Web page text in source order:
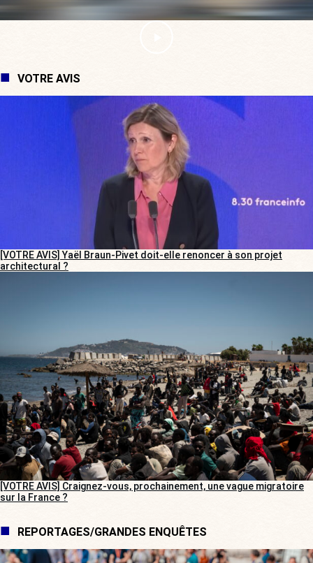
VOTRE AVIS
[VOTRE AVIS] Yaël Braun-Pivet doit-elle renoncer à son projet
architectural ?
[VOTRE AVIS] Craignez-vous, prochainement, une vague migratoire
sur la France ?
REPORTAGES/GRANDES ENQUÊTES